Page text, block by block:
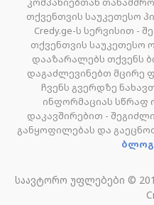
თქვენთვის საუკეთესო
Credy.ge-ს სერვისით -
თქვენთვის საუკეთესო
დააზარალებს თქვენს
დაგაძლევინებთ მცირე
ჩვენს გვერდზე
ინფორმაციას სწრაფ
დაკავშირებით -
განყოფილებას და
საავტორო უფლებები ©